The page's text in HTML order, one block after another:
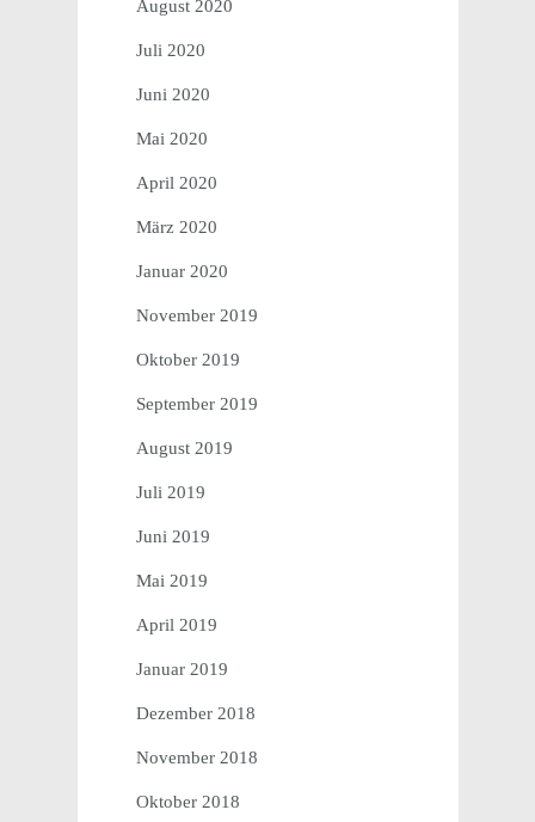
August 2020
Juli 2020
Juni 2020
Mai 2020
April 2020
März 2020
Januar 2020
November 2019
Oktober 2019
September 2019
August 2019
Juli 2019
Juni 2019
Mai 2019
April 2019
Januar 2019
Dezember 2018
November 2018
Oktober 2018